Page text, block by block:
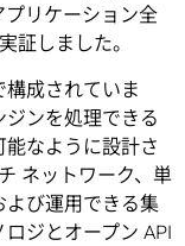
リケーション全
証しました。
成されていま
ジンを処理できる
なように設計さ
ネットワーク、単
び運用できる集
ジとオープン API